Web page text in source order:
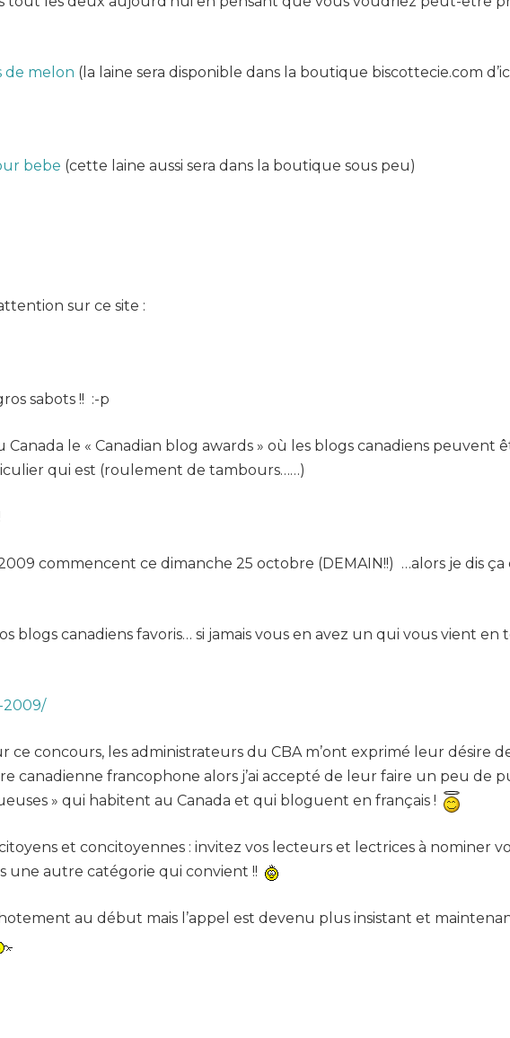
de melon (la laine sera disponible dans la boutique biscottecie.com
bebe (cette laine aussi sera dans la boutique sous peu)
sur ce site :
sabots !! :-p
Canada le « Canadian blog awards » où les blogs canadiens peuvent
qui est (roulement de tambours……)
commencent ce dimanche 25 octobre (DEMAIN!!) …alors je dis
blogs canadiens favoris… si jamais vous en avez un qui vous vient
2009/
ce concours, les administrateurs du CBA m’ont exprimé leur désire
canadienne francophone alors j’ai accepté de leur faire un peu de
» qui habitent au Canada et qui bloguent en français !
et concitoyennes : invitez vos lecteurs et lectrices à nominer
une autre catégorie qui convient !!
au début mais l’appel est devenu plus insistant et